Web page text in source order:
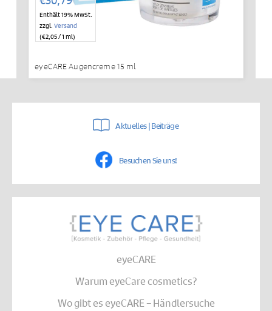
Enthält 19% MwSt.
zzgl. Versand
(€2,05/ 1 ml)
eyeCARE Augencreme 15 ml
Aktuelles | Beiträge
Besuchen Sie uns!
eyeCARE
Warum eyeCare cosmetics?
Wo gibt es eyeCARE – Händlersuche